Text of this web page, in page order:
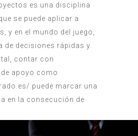
es una disciplina
se puede aplicar a
y en el mundo del juego,
de decisiones rápidas y
contar con
apoyo como
puede marcar una
en la consecución de